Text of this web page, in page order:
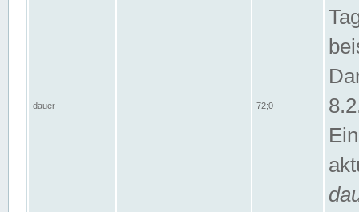
dauer 72;0